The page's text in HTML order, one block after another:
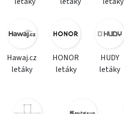
Hawaj.cz
letáky
HONOR
letáky
HUDY
letáky